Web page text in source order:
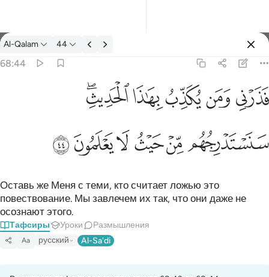
Тафсир: Al-Qalam 68:44
Al-Qalam 44
68:44
فذرني ومن يكذب بهاذا الحديث سنستدرجهم من حيث لا يعلمون ٤٤
فَذَرْنِى وَمَن يُكَذِّبُ بِهَـٰذَا ٱلْحَدِيثِ ۖ سَنَسْتَدْرِجُهُم مِّنْ حَيْثُ لَا يَعْلَمُونَ ٤٤
ﱎﱏﱐﱑﱒﱓ
ﱔﱕﱖﱗﱘﱙ
Оставь же Меня с теми, кто считает ложью это
повествование. Мы завлечем их так, что они даже не
осознают этого.
Тафсиры Уроки Размышления
Aa русский Al-Sa'di